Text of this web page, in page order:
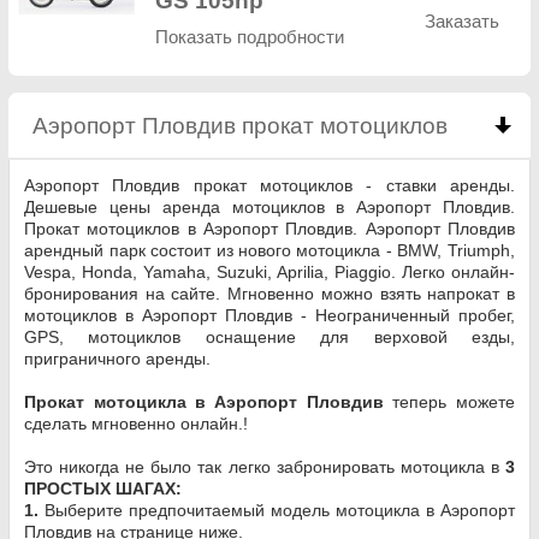
Показать подробности
Заказать
Аэропорт Пловдив прокат мотоциклов click to
Аэропорт Пловдив прокат мотоциклов - ставки аренды.
Дешевые цены аренда мотоциклов в Аэропорт Пловдив.
Прокат мотоциклов в Аэропорт Пловдив. Аэропорт Пловдив
арендный парк состоит из нового мотоцикла - BMW, Triumph,
Vespa, Honda, Yamaha, Suzuki, Aprilia, Piaggio. Легко онлайн-
бронирования на сайте. Мгновенно можно взять напрокат в
мотоциклов в Аэропорт Пловдив - Неограниченный пробег,
GPS, мотоциклов оснащение для верховой езды,
приграничного аренды.
Прокат мотоцикла в Аэропорт Пловдив теперь можете
сделать мгновенно онлайн.!
Это никогда не было так легко забронировать мотоцикла в 3
ПРОСТЫХ ШАГАХ:
1. Выберите предпочитаемый модель мотоцикла в Аэропорт
Пловдив на странице ниже.